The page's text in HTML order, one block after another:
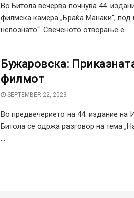
Во Битола вечерва почнува 44.
филмска камера „Браќа Манаки“, под
непознато“. Свеченото отворање е ...
Бужаровска:
филмот
SEPTEMBER 22, 2023
Во предвечерието на 44. издание
Битола се одржа разговор на тема
...